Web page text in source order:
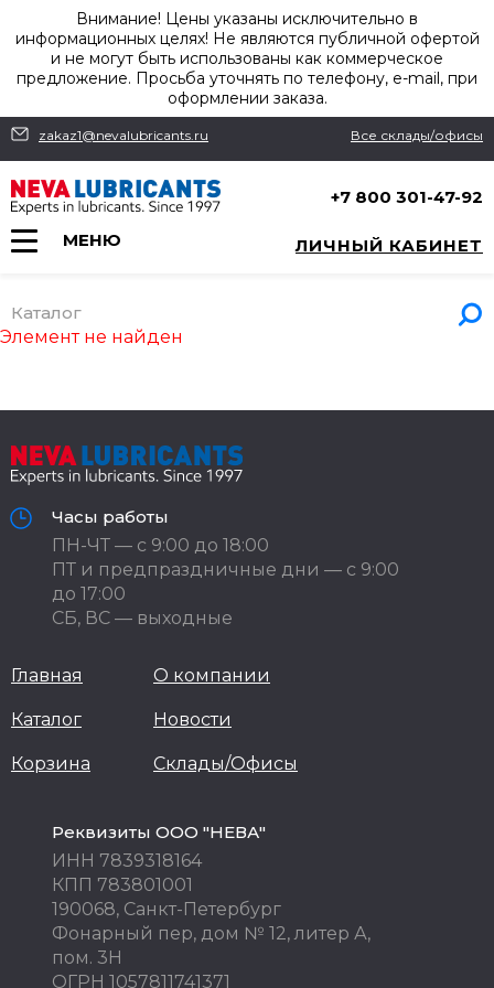
Внимание! Цены указаны исключительно в
информационных целях! Не являются публичной офертой
и не могут быть использованы как коммерческое
предложение. Просьба уточнять по телефону, e-mail, при
оформлении заказа.
zakaz1@nevalubricants.ru Все склады/офисы
+7 800 301-47-92
МЕНЮ ЛИЧНЫЙ КАБИНЕТ
Каталог
Элемент не найден
Часы работы
ПН-ЧТ — с 9:00 до 18:00
ПТ и предпраздничные дни — с 9:00
до 17:00
СБ, ВС — выходные
Главная
Каталог
Корзина
О компании
Новости
Склады/Офисы
Реквизиты ООО "НЕВА"
ИНН 7839318164
КПП 783801001
190068, Санкт-Петербург
Фонарный пер, дом № 12, литер А,
пом. 3Н
ОГРН 1057811741371